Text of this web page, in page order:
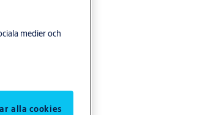
medier och
alla cookies